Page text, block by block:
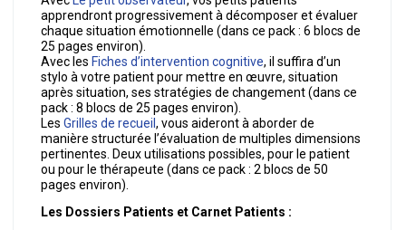
apprendront progressivement à décomposer et évaluer
chaque situation émotionnelle (dans ce pack : 6 blocs de
25 pages environ).
Avec les Fiches d’intervention cognitive, il suffira d’un
stylo à votre patient pour mettre en œuvre, situation
après situation, ses stratégies de changement (dans ce
pack : 8 blocs de 25 pages environ).
Les Grilles de recueil , vous aideront à aborder de
manière structurée l’évaluation de multiples dimensions
pertinentes. Deux utilisations possibles, pour le patient
ou pour le thérapeute (dans ce pack : 2 blocs de 50
pages environ).
Les Dossiers Patients et Carnet Patients :